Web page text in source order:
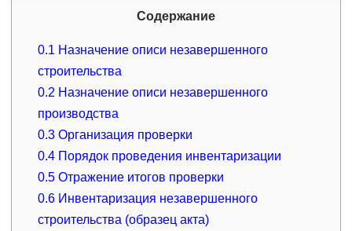
Содержание
0.1 Назначение описи незавершенного
строительства
0.2 Назначение описи незавершенного
производства
0.3 Организация проверки
0.4 Порядок проведения инвентаризации
0.5 Отражение итогов проверки
0.6 Инвентаризация незавершенного
строительства (образец акта)